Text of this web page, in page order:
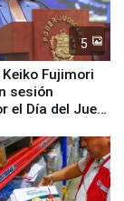
5
Fujimori
sesión
el Día del Juez